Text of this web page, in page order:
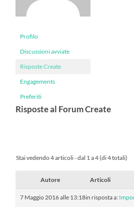
Profilo
Discussioni avviate
Risposte Create
Engagements
Preferiti
Risposte al Forum Create
Stai vedendo 4 articoli - dal 1 a 4 (di 4 totali)
Autore Articoli
7 Maggio 2016 alle 13:18in risposta a: